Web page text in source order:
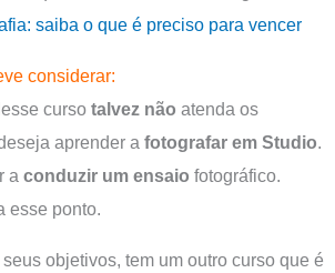
saiba o que é preciso para vencer
considerar:
curso talvez não atenda os
aprender a fotografar em Studio.
a conduzir um ensaio fotográfico.
esse ponto.
objetivos, tem um outro curso que é